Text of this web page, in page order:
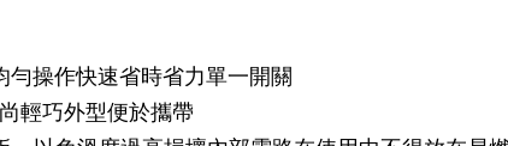
勻操作快速省時省力單一開關
輕巧外型便於攜帶